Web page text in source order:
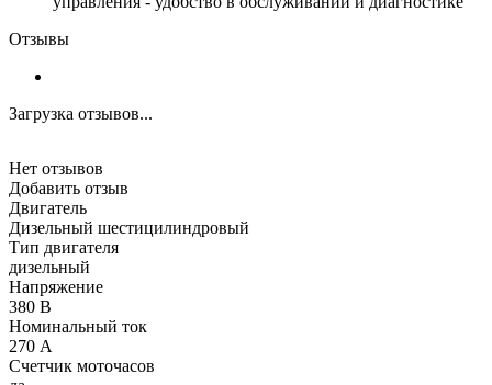
Отзывы
Загрузка отзывов...
Нет отзывов
Добавить отзыв
Двигатель
Дизельный шестицилиндровый
Тип двигателя
дизельный
Напряжение
380 В
Номинальный ток
270 А
Счетчик моточасов